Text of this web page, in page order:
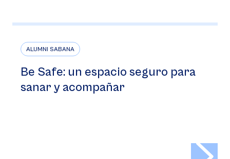
ALUMNI SABANA
Be Safe: un espacio seguro para
sanar y acompañar